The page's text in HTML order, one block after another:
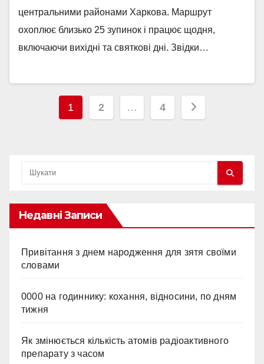
центральними районами Харкова. Маршрут
охоплює близько 25 зупинок і працює щодня,
включаючи вихідні та святкові дні. Звідки…
Пагінація
1 2 … 4
Недавні Записи
Привітання з днем народження для зятя своїми
словами
0000 на годиннику: кохання, відносини, по дням
тижня
Як змінюється кількість атомів радіоактивного
препарату з часом